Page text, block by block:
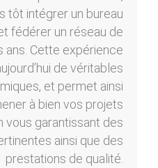
tôt intégrer un bureau
fédérer un réseau de
ans. Cette expérience
de véritables
et permet ainsi
à bien vos projets
vous garantissant des
ainsi que des
prestations de qualité.